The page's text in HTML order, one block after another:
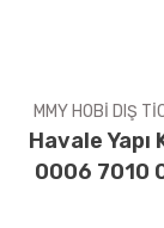
MMY HOBİ DIŞ
Havale Yapı
0006 7010